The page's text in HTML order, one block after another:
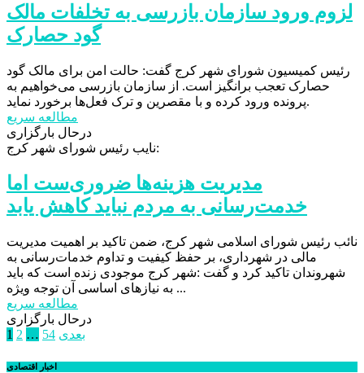
لزوم ورود سازمان بازرسی به تخلفات مالک
گود حصارک
رئیس کمیسیون شورای شهر کرج گفت: حالت امن برای مالک گود
حصارک تعجب برانگیز است. از سازمان بازرسی می‌خواهیم به
پرونده ورود کرده و با مقصرین و ترک فعل‌ها برخورد نماید.
مطالعه سریع
درحال بارگزاری
نایب رئیس شورای شهر کرج:
مدیریت هزینه‌ها ضروری‌ست اما
خدمت‌رسانی به مردم نباید کاهش یابد
نائب رئیس شورای اسلامی شهر کرج، ضمن تاکید بر اهمیت مدیریت
مالی در شهرداری، بر حفظ کیفیت و تداوم خدمات‌رسانی به
شهروندان تاکید کرد و گفت :شهر کرج موجودی زنده است که باید
به نیازهای اساسی آن توجه ویژه ...
مطالعه سریع
درحال بارگزاری
صفحه‌بندی
نوشته‌ها
1 2 … 54 بعدی
اخبار اقتصادی